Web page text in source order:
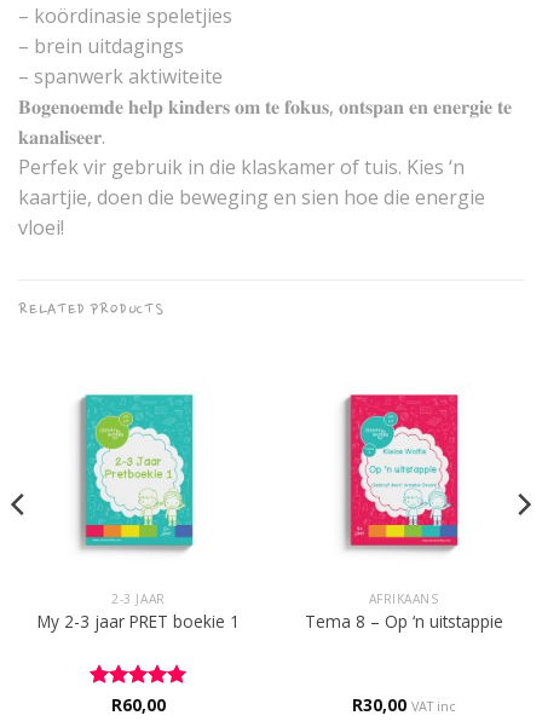
– koördinasie speletjies
– brein uitdagings
– spanwerk aktiwiteite
𝐁𝐨𝐠𝐞𝐧𝐨𝐞𝐦𝐝𝐞 𝐡𝐞𝐥𝐩 𝐤𝐢𝐧𝐝𝐞𝐫𝐬 𝐨𝐦 𝐭𝐞 𝐟𝐨𝐤𝐮𝐬, 𝐨𝐧𝐭𝐬𝐩𝐚𝐧 𝐞𝐧 𝐞𝐧𝐞𝐫𝐠𝐢𝐞 𝐭𝐞
𝐤𝐚𝐧𝐚𝐥𝐢𝐬𝐞𝐞𝐫.
Perfek vir gebruik in die klaskamer of tuis. Kies ‘n
kaartjie, doen die beweging en sien hoe die energie
vloei!
RELATED PRODUCTS
2-3 JAAR
My 2-3 jaar PRET boekie 1
Rated 5
R60,00
AFRIKAANS
Tema 8 – Op ‘n uitstappie
R30,00 VAT inc